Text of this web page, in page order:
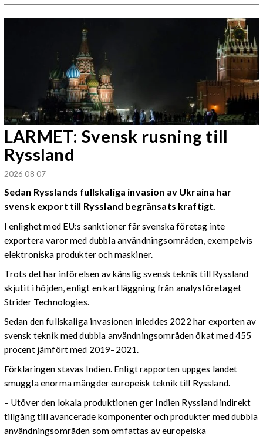
LARMET: Svensk rusning till
Ryssland
2026 08 07
Sedan Rysslands fullskaliga invasion av Ukraina har
svensk export till Ryssland begränsats kraftigt.
I enlighet med EU:s sanktioner får svenska företag inte
exportera varor med dubbla användningsområden, exempelvis
elektroniska produkter och maskiner.
Trots det har införelsen av känslig svensk teknik till Ryssland
skjutit i höjden, enligt en kartläggning från analysföretaget
Strider Technologies.
Sedan den fullskaliga invasionen inleddes 2022 har exporten av
svensk teknik med dubbla användningsområden ökat med 455
procent jämfört med 2019–2021.
Förklaringen stavas Indien. Enligt rapporten uppges landet
smuggla enorma mängder europeisk teknik till Ryssland.
– Utöver den lokala produktionen ger Indien Ryssland indirekt
tillgång till avancerade komponenter och produkter med dubbla
användningsområden som omfattas av europeiska